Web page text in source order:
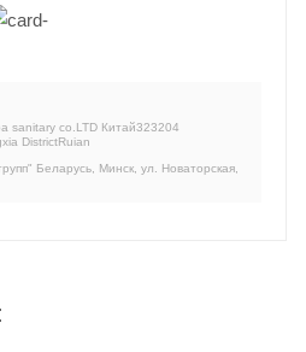
sanitary co.LTD Китай323204
DistrictRuian
Беларусь, Минск, ул. Новаторская,